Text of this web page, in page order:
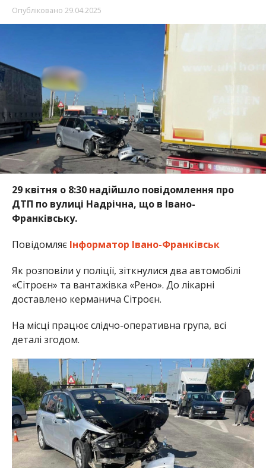
Опубліковано 29.04.2025
29 квітня о 8:30 надійшло повідомлення про
ДТП по вулиці Надрічна, що в Івано-
Франківську.
Повідомляє Інформатор Івано-Франківськ
Як розповіли у поліції, зіткнулися два автомобілі
«Сітроєн» та вантажівка «Рено». До лікарні
доставлено керманича Сітроєн.
На місці працює слідчо-оперативна група, всі
деталі згодом.